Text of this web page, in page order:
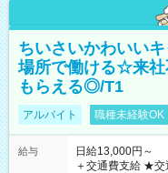
ちいさいかわいい
場所で働ける☆来社
もらえる◎/T1
アルバイト 職種未経験OK
給与
日給13,000円～
＋交通費支給 ★交通費全額支給！ ┗案件により規定あり ★日払